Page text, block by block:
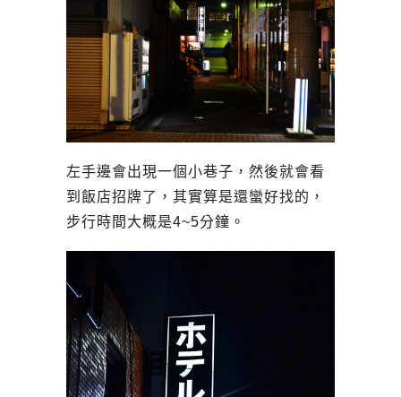
左手邊會出現一個小巷子，然後就會看
到飯店招牌了，其實算是還蠻好找的，
步行時間大概是4~5分鐘。